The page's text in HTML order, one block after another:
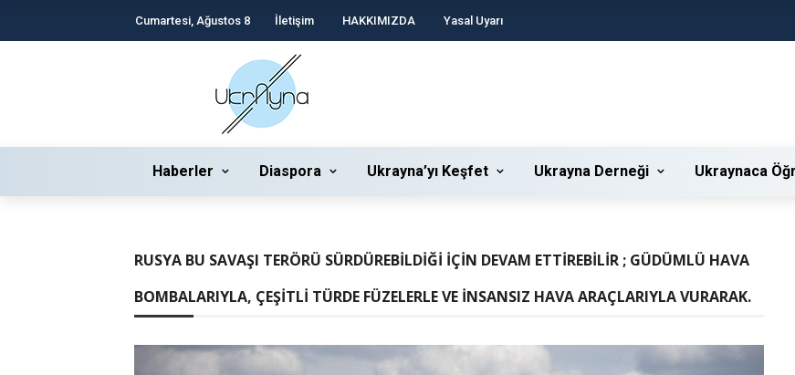
Cumartesi, Ağustos 8 İletişim HAKKIMIZDA Yasal Uyarı
Haberler Diaspora Ukrayna’yı Keşfet Ukrayna Derneği Ukraynaca
RUSYA BU SAVAŞI TERÖRÜ SÜRDÜREBILDIĞI IÇIN DEVAM ETTIREBILIR ; GÜDÜMLÜ HAVA
BOMBALARIYLA, ÇEŞITLI TÜRDE FÜZELERLE VE INSANSIZ HAVA ARAÇLARIYLA VURARAK.